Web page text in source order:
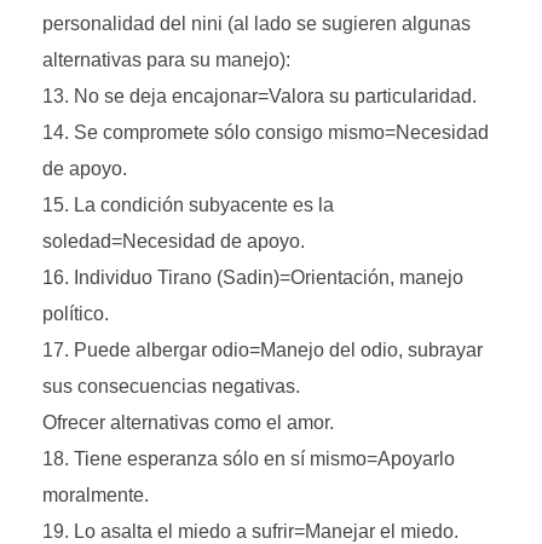
personalidad del nini (al lado se sugieren algunas
alternativas para su manejo):
No se deja encajonar=Valora su particularidad.
Se compromete sólo consigo mismo=Necesidad
de apoyo.
La condición subyacente es la
soledad=Necesidad de apoyo.
Individuo Tirano (Sadin)=Orientación, manejo
político.
Puede albergar odio=Manejo del odio, subrayar
sus consecuencias negativas.
Ofrecer alternativas como el amor.
Tiene esperanza sólo en sí mismo=Apoyarlo
moralmente.
Lo asalta el miedo a sufrir=Manejar el miedo.